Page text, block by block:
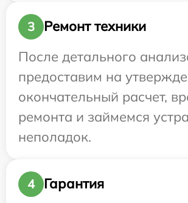
3
Ремонт техники
После детального
предоставим на
окончательный расчет,
ремонта и займемся
неполадок.
4
Гарантия